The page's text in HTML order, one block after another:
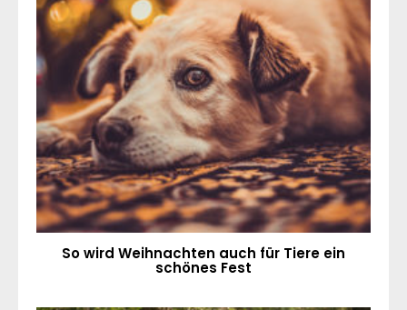
So wird Weihnachten auch für Tiere ein
schönes Fest